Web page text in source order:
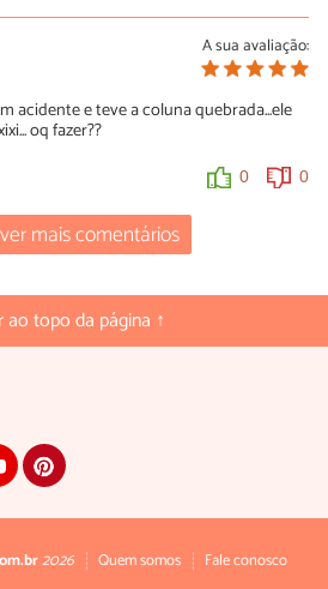
A sua avaliação:
acidente e teve a coluna quebrada...ele
oq fazer??
0 0
mais comentários
topo da página ↑
2026 Quem somos
Fale conosco